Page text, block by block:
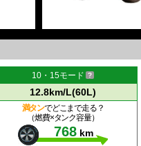
10・15モード
12.8km/L(60L)
満タンでどこまで走る？
（燃費×タンク容量）
768 km